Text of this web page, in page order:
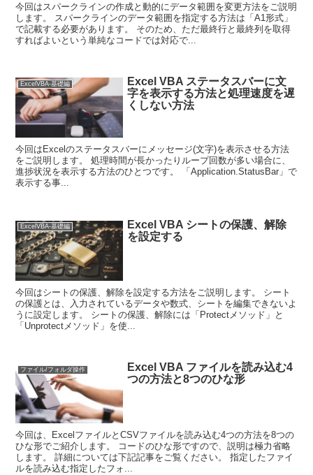
今回はスパークラインの作成と動的にデータ範囲を変更方法をご説明
します。 スパークラインのデータ範囲を指定する方法は「A1形式」
で記載する必要があります。 そのため、ただ最終行と最終列を取得
すればよいという単純なコードでは対応で...
ExcelVBA-基礎編
Excel VBA ステータスバーに文
字を表示する方法と処理速度を遅
くしない方法
今回はExcelのステータスバーにメッセージ(文字)を表示させる方法
をご説明します。 処理時間が長かったりループ回数が多い場合に、
進捗状況を表示する方法のひとつです。 「Application.StatusBar」で
表示する事...
ExcelVBA-基礎編
Excel VBA シートの保護、解除
を設定する
今回はシートの保護、解除を設定する方法をご説明します。 シート
の保護とは、入力されているデータや数式、シートを編集できないよ
うに設定します。 シートの保護、解除には「Protectメソッド」と
「Unprotectメソッド」を使...
ファイル/フォルダ操作
Excel VBA ファイルを読み込む4
つの方法と8つのひな形
今回は、ExcelファイルとCSVファイルを読み込む4つの方法を8つの
ひな形でご紹介します。 コードのひな形ですので、説明は極力省略
します。 詳細については下記記事をご覧ください。 指定したファイ
ルを読み込む指定したフォ...